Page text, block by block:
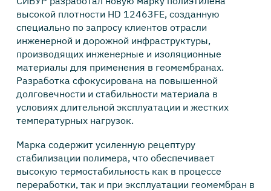
высокой плотности HD 12463FE, созданную
специально по запросу клиентов отрасли
инженерной и дорожной инфраструктуры,
производящих инженерные и изоляционные
материалы для применения в геомембранах.
Разработка сфокусирована на повышенной
долговечности и стабильности материала в
условиях длительной эксплуатации и жестких
температурных нагрузок.
Марка содержит усиленную рецептуру
стабилизации полимера, что обеспечивает
высокую термостабильность как в процессе
переработки, так и при эксплуатации геомембран в